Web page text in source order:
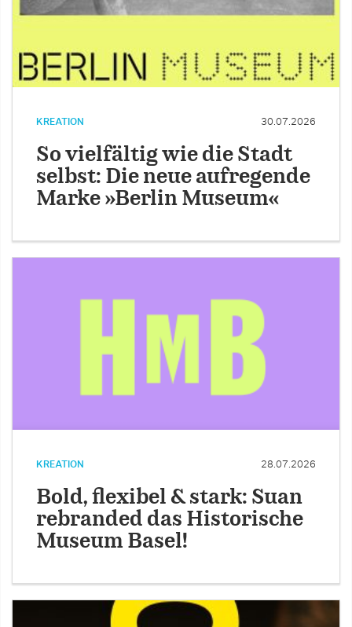
KREATION 30.07.2026
So vielfältig wie die Stadt
selbst: Die neue aufregende
Marke »Berlin Museum«
KREATION 28.07.2026
Bold, flexibel & stark: Suan
rebranded das Historische
Museum Basel!